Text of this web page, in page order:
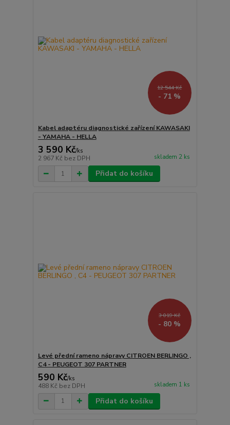
12 544 Kč
- 71 %
Kabel adaptéru diagnostické zařízení KAWASAKI
- YAMAHA - HELLA
3 590 Kč/ks
2 967 Kč bez DPH skladem 2 ks
Přidat do košíku
3 019 Kč
- 80 %
Levé přední rameno nápravy CITROEN BERLINGO ,
C4 - PEUGEOT 307 PARTNER
590 Kč/ks
488 Kč bez DPH skladem 1 ks
Přidat do košíku